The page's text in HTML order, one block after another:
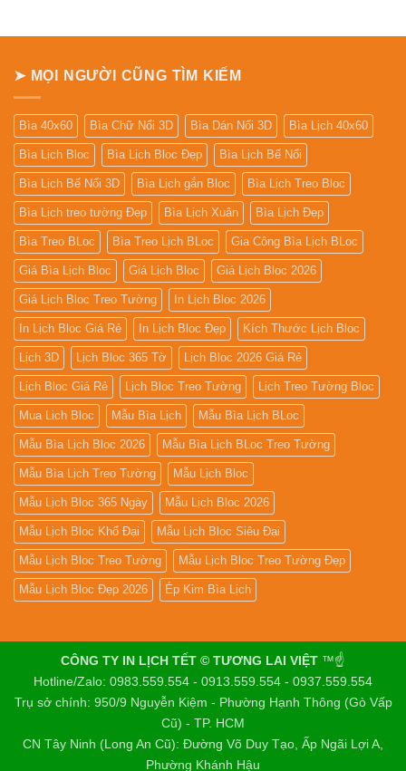
➤ MỌI NGƯỜI CŨNG TÌM KIẾM
Bìa 40x60 Bìa Chữ Nổi 3D Bìa Dán Nổi 3D Bìa Lịch 40x60
Bìa Lịch Bloc Bìa Lịch Bloc Đẹp Bìa Lịch Bế Nổi
Bìa Lịch Bế Nổi 3D Bìa Lịch gắn Bloc Bìa Lịch Treo Bloc
Bìa Lịch treo tường Đẹp Bìa Lịch Xuân Bìa Lịch Đẹp
Bìa Treo BLoc Bìa Treo Lịch BLoc Gia Công Bìa Lịch BLoc
Giá Bìa Lịch Bloc Giá Lịch Bloc Giá Lịch Bloc 2026
Giá Lịch Bloc Treo Tường In Lịch Bloc 2026
In Lịch Bloc Giá Rẻ In Lịch Bloc Đẹp Kích Thước Lịch Bloc
Lịch 3D Lịch Bloc 365 Tờ Lịch Bloc 2026 Giá Rẻ
Lịch Bloc Giá Rẻ Lịch Bloc Treo Tường Lịch Treo Tường Bloc
Mua Lich Bloc Mẫu Bìa Lịch Mẫu Bìa Lịch BLoc
Mẫu Bìa Lịch Bloc 2026 Mẫu Bìa Lịch BLoc Treo Tường
Mẫu Bìa Lịch Treo Tường Mẫu Lịch Bloc
Mẫu Lịch Bloc 365 Ngày Mẫu Lịch Bloc 2026
Mẫu Lịch Bloc Khổ Đại Mẫu Lịch Bloc Siêu Đại
Mẫu Lịch Bloc Treo Tường Mẫu Lịch Bloc Treo Tường Đẹp
Mẫu Lịch Bloc Đẹp 2026 Ép Kim Bìa Lịch
CÔNG TY IN LỊCH TẾT © TƯƠNG LAI VIỆT ™☝️
Hotline/Zalo: 0983.559.554 - 0913.559.554 - 0937.559.554
Trụ sở chính: 950/9 Nguyễn Kiệm - Phường Hạnh Thông (Gò Vấp
Cũ) - TP. HCM
CN Tây Ninh (Long An Cũ): Đường Võ Duy Tạo, Ấp Ngãi Lợi A,
Phường Khánh Hậu